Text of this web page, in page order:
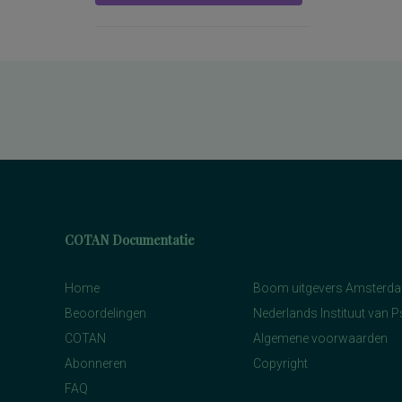
COTAN Documentatie
Home
Beoordelingen
COTAN
Abonneren
FAQ
Boom uitgevers
Nederlands Instituut van
Algemene voorwaarden
Copyright